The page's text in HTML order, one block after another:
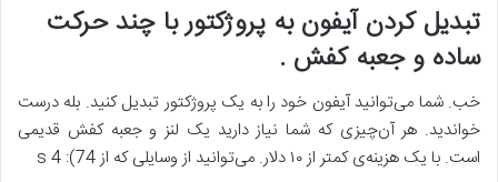
تبدیل کردن آیفون به پروژکتور با چند حرکت
ساده و جعبه کفش .
خب. شما می‌توانید آیفون خود را به یک پروژکتور تبدیل کنید. بله درست
خواندید. هر آن‌چیزی که شما نیاز دارید یک لنز و جعبه کفش قدیمی
است. با یک هزینه‌ی کمتر از ۱۰ دلار. می‌توانید از وسایلی که از 74): 4 s